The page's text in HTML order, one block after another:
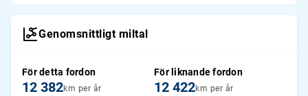
Genomsnittligt miltal
För detta fordon
12 382km per år
För liknande fordon
12 422km per år